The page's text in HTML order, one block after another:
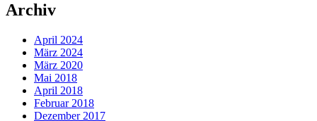
Archiv
April 2024
März 2024
März 2020
Mai 2018
April 2018
Februar 2018
Dezember 2017